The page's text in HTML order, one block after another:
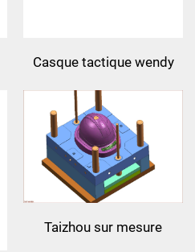
Casque tactique wendy
m88 casque tactique sûr
haute qualité casques
protecteurs
Taizhou sur mesure